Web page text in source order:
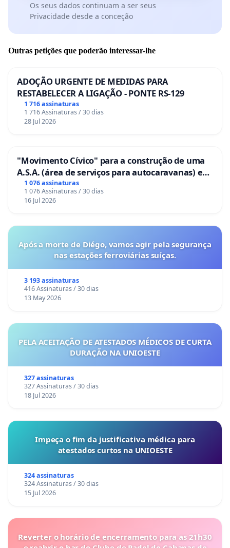
Os seus dados continuam a ser seus
Privacidade desde a conceção
Outras petições que poderão interessar-lhe
ADOÇÃO URGENTE DE MEDIDAS PARA
RESTABELECER A LIGAÇÃO - PONTE RS-129
1 716 assinaturas
1 716 Assinaturas / 30 dias
28 Jul 2026
"Movimento Cívico" para a construção de uma
A.S.A. (área de serviços para autocaravanas) em
Coimbra
1 076 assinaturas
1 076 Assinaturas / 30 dias
16 Jul 2026
Após a morte de Diégo, vamos agir pela segurança
nas estações ferroviárias suíças.
3 193 assinaturas
416 Assinaturas / 30 dias
13 May 2026
PELA ACEITAÇÃO DE ATESTADOS MÉDICOS DE CURTA
DURAÇÃO NA UNIOESTE
327 assinaturas
327 Assinaturas / 30 dias
18 Jul 2026
Impeça o fim da justificativa médica para
atestados curtos na UNIOESTE
324 assinaturas
324 Assinaturas / 30 dias
15 Jul 2026
Reverter o horário de encerramento para as 21h30